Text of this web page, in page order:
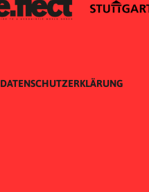
DATENSCHUTZERKLÄRUNG